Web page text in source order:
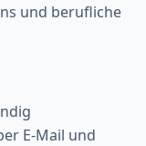
und berufliche
E-Mail und